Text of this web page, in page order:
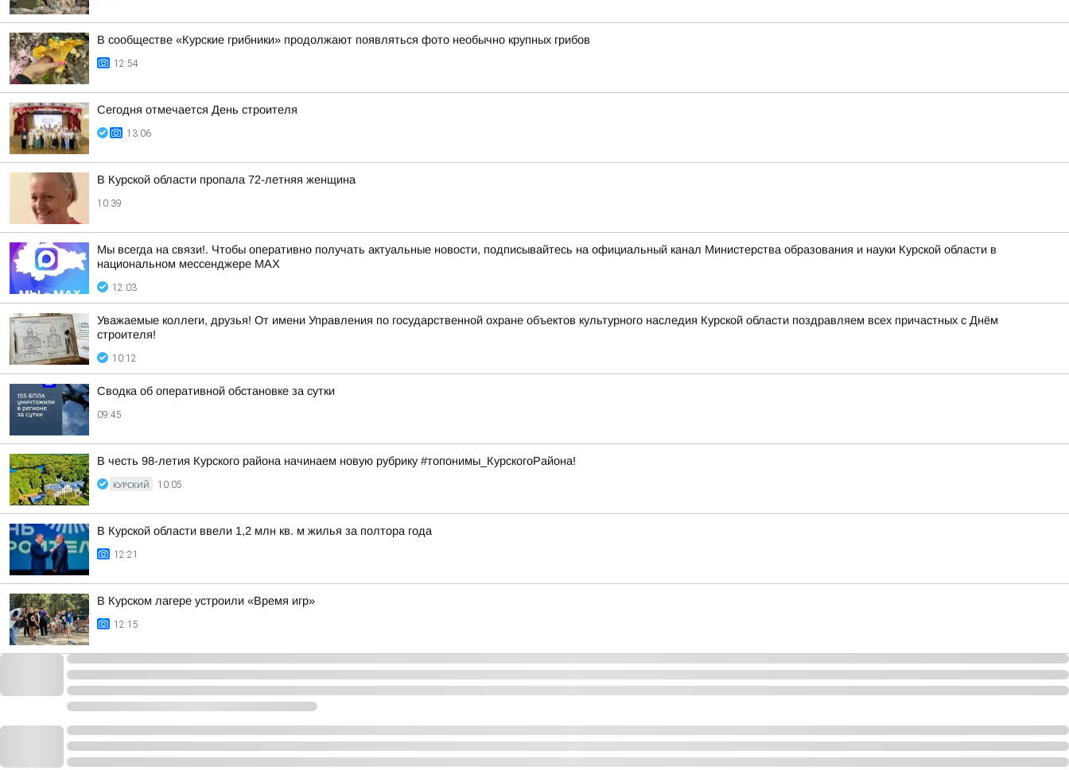
В сообществе «Курские грибники» продолжают появляться фото необычно крупных грибов
12:54
Сегодня отмечается День строителя
13:06
В Курской области пропала 72-летняя женщина
10:39
Мы всегда на связи!. Чтобы оперативно получать актуальные новости, подписывайтесь на официальный канал Министерства образования и науки Курской области в
национальном мессенджере МАХ
12:03
Уважаемые коллеги, друзья! От имени Управления по государственной охране объектов культурного наследия Курской области поздравляем всех причастных с Днём
строителя!
10:12
Сводка об оперативной обстановке за сутки
09:45
В честь 98-летия Курского района начинаем новую рубрику #топонимы_КурскогоРайона!
КУРСКИЙ 10:05
В Курской области ввели 1,2 млн кв. м жилья за полтора года
12:21
В Курском лагере устроили «Время игр»
12:15